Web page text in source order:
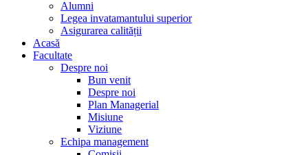
Alumni
Legea invatamantului superior
Asigurarea calității
Acasă
Facultate
Despre noi
Bun venit
Despre noi
Plan Managerial
Misiune
Viziune
Echipa management